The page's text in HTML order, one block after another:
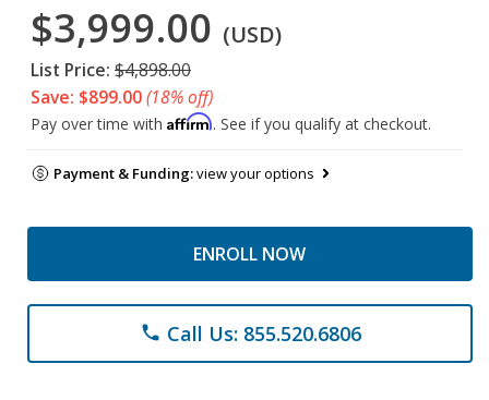
$3,999.00 (USD)
List Price: $4,898.00
Save: $899.00(18% off)
Pay over time with Affirm. See if you qualify at checkout.
Payment & Funding:view your options
ENROLL NOW
phone Call Us: 855.520.6806